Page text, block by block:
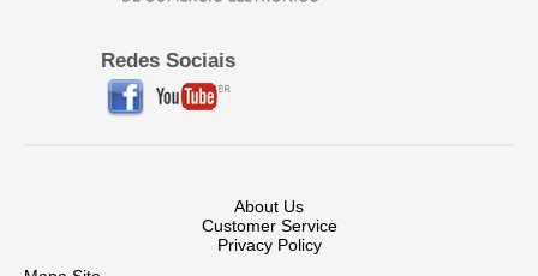
Redes Sociais
About Us
Customer Service
Privacy Policy